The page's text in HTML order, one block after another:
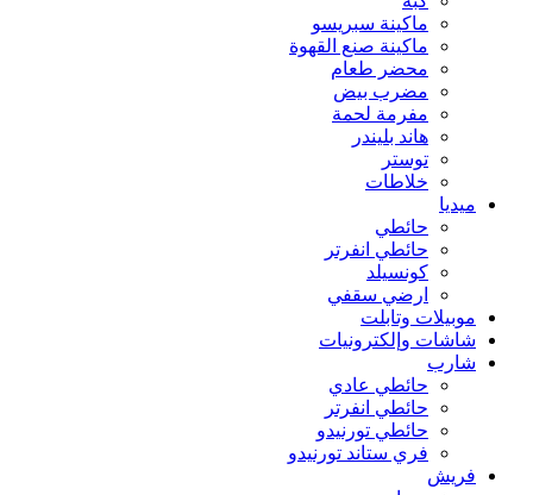
ماكينة سبريسو
ماكينة صنع القهوة
محضر طعام
مضرب بيض
مفرمة لحمة
هاند بليندر
توستر
خلاطات
ميديا
حائطي
حائطي انفرتر
كونسيلد
ارضي سقفي
موبيلات وتابلت
شاشات وإلكترونيات
شارب
حائطي عادي
حائطي انفرتر
حائطي تورنيدو
فري ستاند تورنيدو
فريش